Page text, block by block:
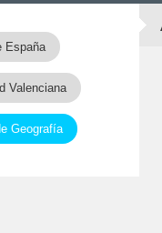
España
Valenciana
Geografía